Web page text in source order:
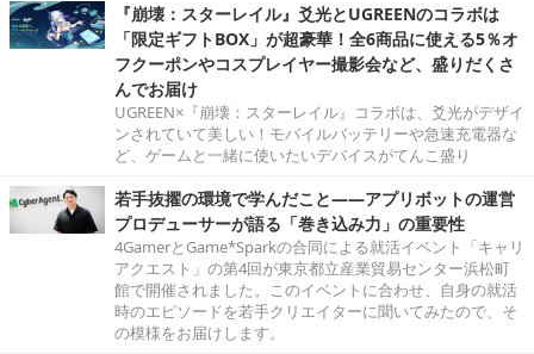
『崩壊：スターレイル』爻光とUGREENのコラボは
「限定ギフトBOX」が超豪華！全6商品に使える5％オ
フクーポンやコスプレイヤー撮影会など、盛りだくさ
んでお届け
UGREEN×『崩壊：スターレイル』コラボは、爻光がデザイ
ンされていて美しい！モバイルバッテリーや急速充電器な
ど、ゲームと一緒に使いたいデバイスがてんこ盛り
若手抜擢の環境で学んだこと――アプリボットの運営
プロデューサーが語る「巻き込み力」の重要性
4GamerとGame*Sparkの合同による就活イベント「キャリ
アクエスト」の第4回が東京都立産業貿易センター浜松町
館で開催されました。このイベントに合わせ、自身の就活
時のエピソードを若手クリエイターに聞いてみたので、そ
の模様をお届けします。